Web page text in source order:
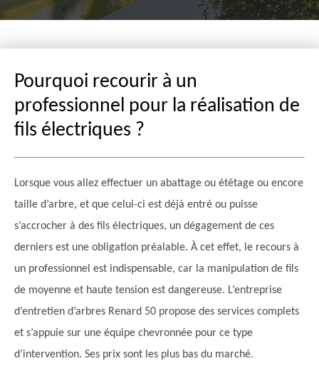
Pourquoi recourir à un
professionnel pour la réalisation de
fils électriques ?
Lorsque vous allez effectuer un abattage ou étêtage ou encore
taille d’arbre, et que celui-ci est déjà entré ou puisse
s’accrocher à des fils électriques, un dégagement de ces
derniers est une obligation préalable. À cet effet, le recours à
un professionnel est indispensable, car la manipulation de fils
de moyenne et haute tension est dangereuse. L’entreprise
d’entretien d’arbres Renard 50 propose des services complets
et s’appuie sur une équipe chevronnée pour ce type
d’intervention. Ses prix sont les plus bas du marché.